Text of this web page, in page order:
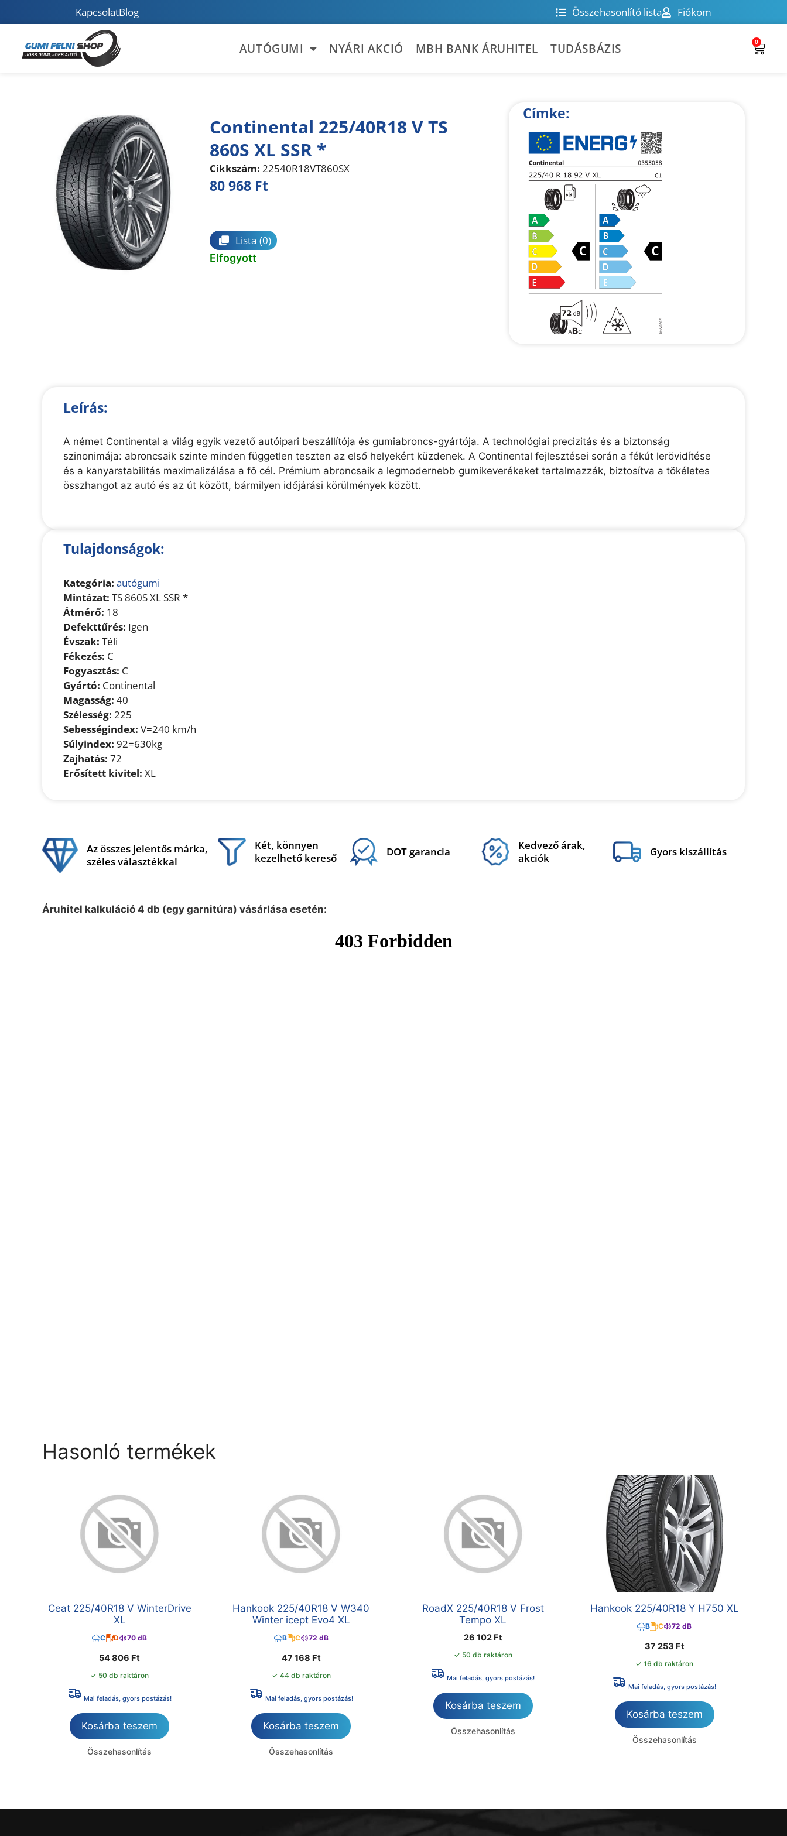
KapcsolatBlog Összehasonlító lista Fiókom
AUTÓGUMI NYÁRI AKCIÓ MBH BANK ÁRUHITEL TUDÁSBÁZIS 0
Continental 225/40R18 V TS
860S XL SSR *
Cikkszám: 22540R18VT860SX
80 968 Ft
Lista (0)
Elfogyott
Címke:
Leírás:
A német Continental a világ egyik vezető autóipari beszállítója és gumiabroncs-gyártója. A technológiai precizitás és a biztonság
szinonimája: abroncsaik szinte minden független teszten az első helyekért küzdenek. A Continental fejlesztései során a fékút lerövidítése
és a kanyarstabilitás maximalizálása a fő cél. Prémium abroncsaik a legmodernebb gumikeverékeket tartalmazzák, biztosítva a tökéletes
összhangot az autó és az út között, bármilyen időjárási körülmények között.
Tulajdonságok:
Kategória: autógumi
Mintázat: TS 860S XL SSR *
Átmérő: 18
Defekttűrés: Igen
Évszak: Téli
Fékezés: C
Fogyasztás: C
Gyártó: Continental
Magasság: 40
Szélesség: 225
Sebességindex: V=240 km/h
Súlyindex: 92=630kg
Zajhatás: 72
Erősített kivitel: XL
Az összes jelentős márka,
széles választékkal
Két, könnyen
kezelhető kereső
DOT garancia
Kedvező árak,
akciók
Gyors kiszállítás
Áruhitel kalkuláció 4 db (egy garnitúra) vásárlása esetén:
Hasonló termékek
Ceat 225/40R18 V WinterDrive
XL
C D 70 dB
54 806 Ft
✓ 50 db raktáron
Mai feladás, gyors postázás!
Kosárba teszem
Összehasonlítás
Hankook 225/40R18 V W340
Winter icept Evo4 XL
B C 72 dB
47 168 Ft
✓ 44 db raktáron
Mai feladás, gyors postázás!
Kosárba teszem
Összehasonlítás
RoadX 225/40R18 V Frost
Tempo XL
26 102 Ft
✓ 50 db raktáron
Mai feladás, gyors postázás!
Kosárba teszem
Összehasonlítás
Hankook 225/40R18 Y H750 XL
B C 72 dB
37 253 Ft
✓ 16 db raktáron
Mai feladás, gyors postázás!
Kosárba teszem
Összehasonlítás